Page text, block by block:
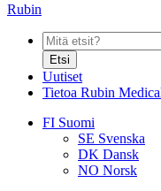
Rubin
Etsi
Uutiset
Tietoa Rubin
FI Suomi
SE Svenska
DK Dansk
NO Norsk